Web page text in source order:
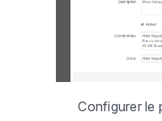
Configurer le